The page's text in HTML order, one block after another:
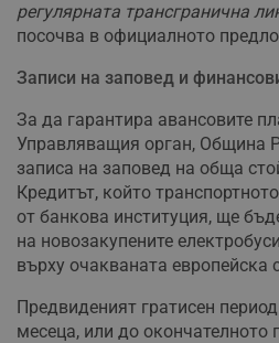
регулярната трансгранична
посочва в официалното
Записи на заповед и
За да гарантира авансовите
Управляващия орган, Община
записа на заповед на обща
Кредитът, който
от банкова институция, ще
на новозакупените
върху очакваната европейска
Предвиденият гратисен
месеца, или до окончателното